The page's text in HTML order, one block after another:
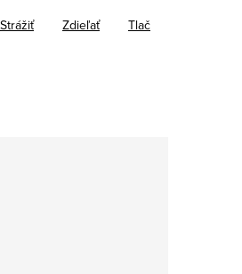
Tlač
Strážiť Zdieľať